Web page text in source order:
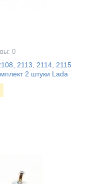
0
2113, 2114, 2115
2 штуки Lada